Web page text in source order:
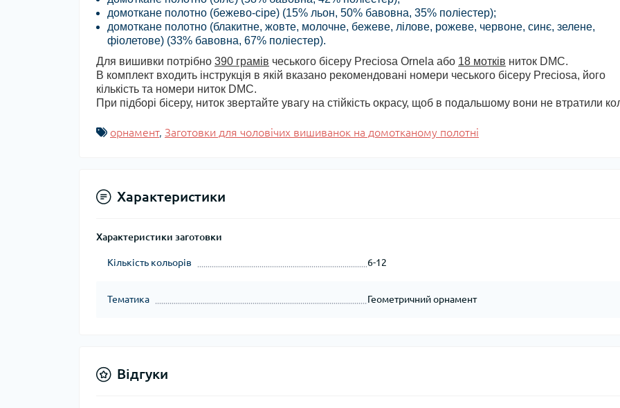
домоткане полотно (бежево-сіре) (15% льон, 50% бавовна, 35% поліестер);
домоткане полотно (блакитне, жовте, молочне, бежеве, лілове, рожеве, червоне, синє, зелене,
фіолетове) (33% бавовна, 67% поліестер).
Для вишивки потрібно 390 грамів чеського бісеру Preciosa Ornela або 18 мотків ниток DMC.
В комплект входить інструкція в якій вказано рекомендовані номери чеського бісеру Preciosa, його
кількість та номери ниток DMC.
При підборі бісеру, ниток звертайте увагу на стійкість окрасу, щоб в подальшому вони не втратили
орнамент, Заготовки для чоловічих вишиванок на домотканому полотні
Характеристики
Характеристики заготовки
Кількість кольорів 6-12
Тематика Геометричний орнамент
Відгуки